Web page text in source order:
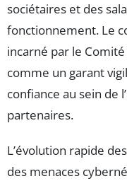
sociétaires et des
fonctionnement. Le
incarné par le Comité
comme un garant
confiance au sein de
partenaires.
L’évolution rapide
des menaces